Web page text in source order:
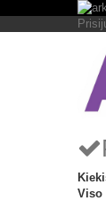
Viso